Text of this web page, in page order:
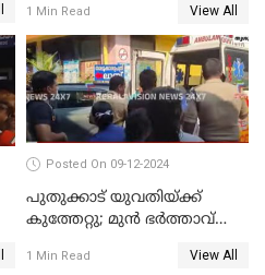
സംശയിക്കുന്നയാള്‍
കസ്റ്റഡിയില്‍
1 Min Read View All
Posted On 09-12-2024
പുതുക്കാട് യുവതിയ്ക്ക്
കുത്തേറ്റു; മുൻ ഭർത്താവ്
1 Min Read View All